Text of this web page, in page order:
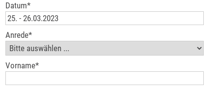
Datum*
Anrede*
Vorname*